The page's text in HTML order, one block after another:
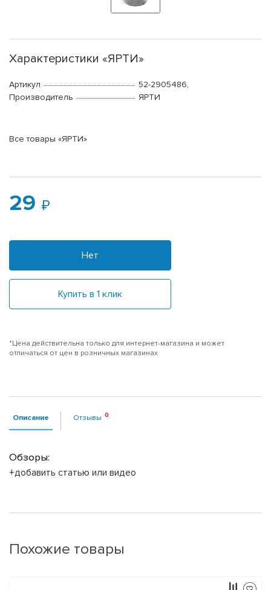
Характеристики «ЯРТИ»
Артикул
52-2905486,
Производитель
ЯРТИ
Все товары «ЯРТИ»
29
Нет
Купить в 1 клик
*Цена действительна только для интернет-магазина и может
отличаться от цен в розничных магазинах
Описание Отзывы
Обзоры:
+добавить статью или видео
Похожие товары